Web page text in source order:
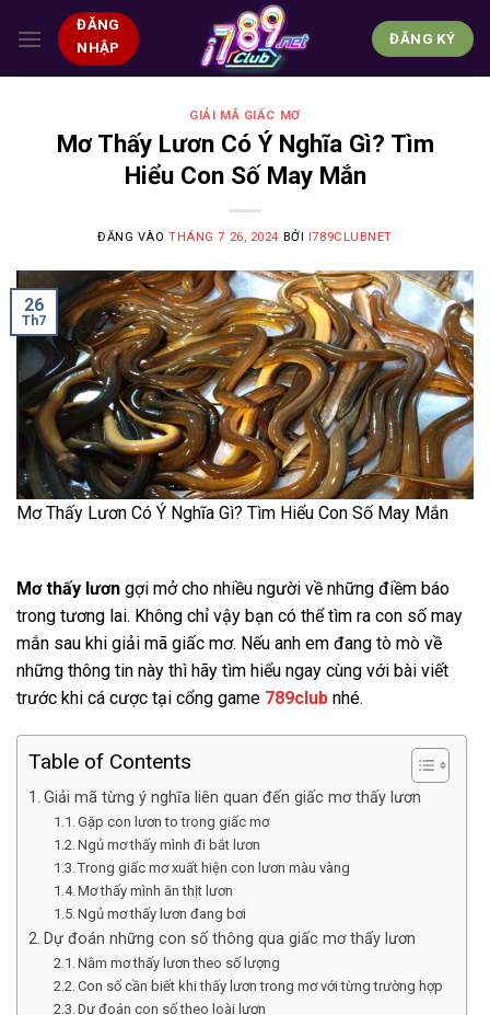
qua
ĐĂNG
NHẬP
ĐĂNG KÝ
GIẢI MÃ GIẤC MƠ
Mơ Thấy Lươn Có Ý Nghĩa Gì? Tìm
Hiểu Con Số May Mắn
ĐĂNG VÀOTHÁNG 7 26, 2024 BỞI I789CLUBNET
Mơ Thấy Lươn Có Ý Nghĩa Gì? Tìm Hiểu Con Số May Mắn
26
Th7
Mơ thấy lươn gợi mở cho nhiều người về những điềm báo
trong tương lai. Không chỉ vậy bạn có thể tìm ra con số may
mắn sau khi giải mã giấc mơ. Nếu anh em đang tò mò về
những thông tin này thì hãy tìm hiểu ngay cùng với bài viết
trước khi cá cược tại cổng game 789club nhé.
Table of Contents
Giải mã từng ý nghĩa liên quan đến giấc mơ thấy lươn
Gặp con lươn to trong giấc mơ
Ngủ mơ thấy mình đi bắt lươn
Trong giấc mơ xuất hiện con lươn màu vàng
Mơ thấy mình ăn thịt lươn
Ngủ mơ thấy lươn đang bơi
Dự đoán những con số thông qua giấc mơ thấy lươn
Nằm mơ thấy lươn theo số lượng
Con số cần biết khi thấy lươn trong mơ với từng trường hợp
Dự đoán con số theo loài lươn